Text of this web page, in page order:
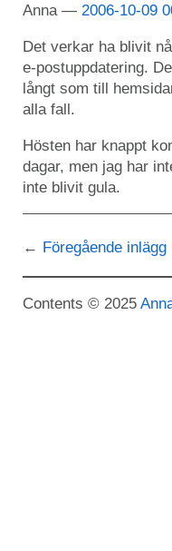
Anna 2006-10-09
Det verkar ha blivit
e-postuppdatering.
långt som till
alla fall.
Hösten har knappt
dagar, men jag har
inte blivit gula.
Föregående inlägg
Contents © 2025